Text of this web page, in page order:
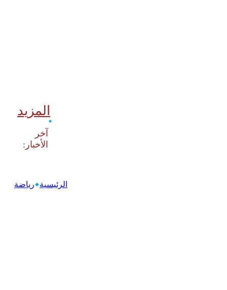
المزيد
‫آخر
الرئيسية رياضة